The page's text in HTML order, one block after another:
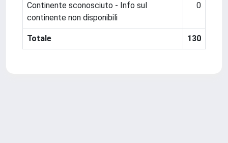
Continente sconosciuto - Info sul
continente non disponibili
0
Totale 130